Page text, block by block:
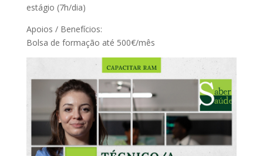
estágio (7h/dia)
Apoios / Benefícios:
Bolsa de formação até 500€/mês